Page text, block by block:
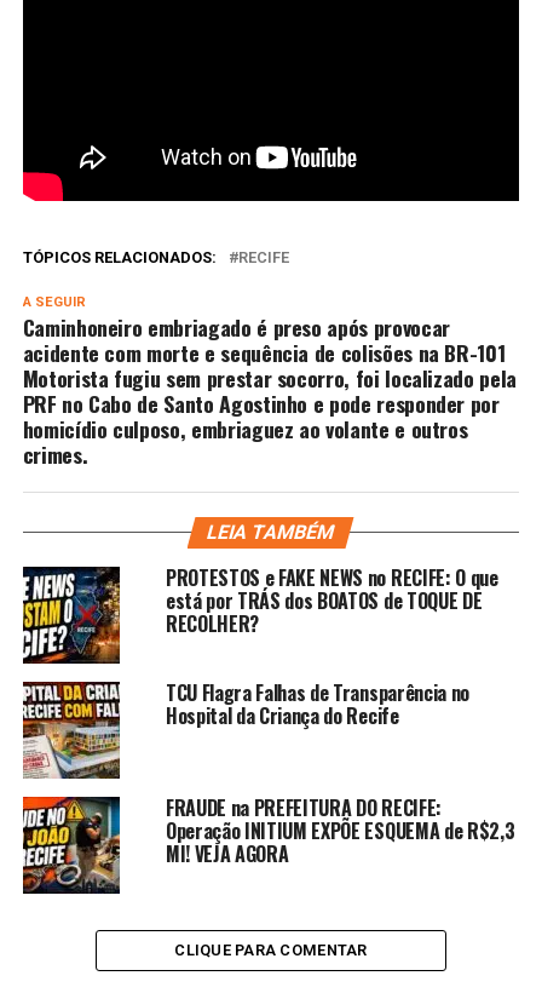
TÓPICOS RELACIONADOS: RECIFE
A SEGUIR
Caminhoneiro embriagado é preso após provocar
acidente com morte e sequência de colisões na BR-101
Motorista fugiu sem prestar socorro, foi localizado pela
PRF no Cabo de Santo Agostinho e pode responder por
homicídio culposo, embriaguez ao volante e outros
crimes.
LEIA TAMBÉM
PROTESTOS e FAKE NEWS no RECIFE: O que
está por TRÁS dos BOATOS de TOQUE DE
RECOLHER?
TCU Flagra Falhas de Transparência no
Hospital da Criança do Recife
FRAUDE na PREFEITURA DO RECIFE:
Operação INITIUM EXPÕE ESQUEMA de R$2,3
MI! VEJA AGORA
CLIQUE PARA COMENTAR